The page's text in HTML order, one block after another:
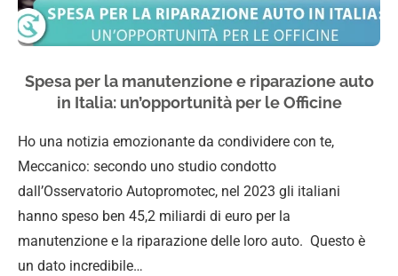
Spesa per la manutenzione e riparazione auto
in Italia: un’opportunità per le Officine
Ho una notizia emozionante da condividere con te,
Meccanico: secondo uno studio condotto
dall’Osservatorio Autopromotec, nel 2023 gli italiani
hanno speso ben 45,2 miliardi di euro per la
manutenzione e la riparazione delle loro auto. Questo è
un dato incredibile…